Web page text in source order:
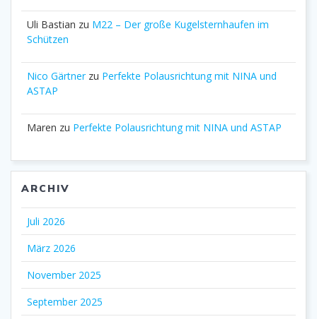
Uli Bastian zu M22 – Der große Kugelsternhaufen im
Schützen
Nico Gärtnerzu Perfekte Polausrichtung mit NINA und
ASTAP
Maren zu Perfekte Polausrichtung mit NINA und ASTAP
ARCHIV
Juli 2026
März 2026
November 2025
September 2025